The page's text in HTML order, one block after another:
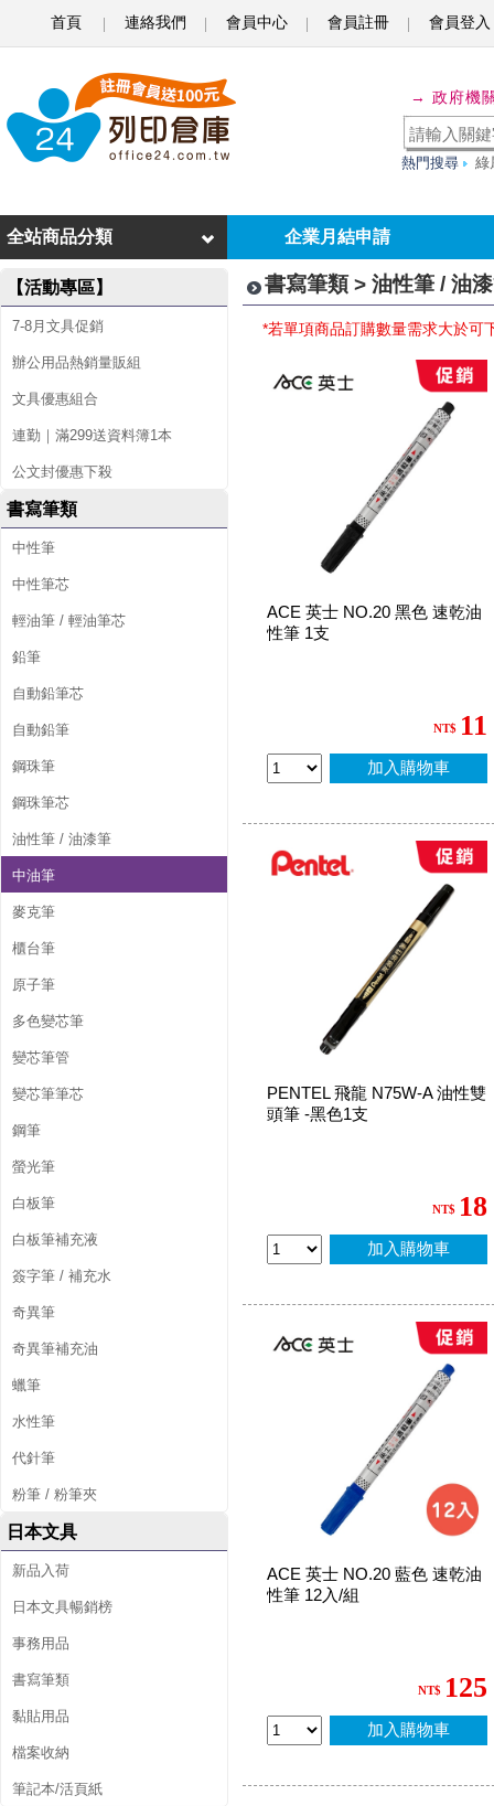
首頁 連絡我們 會員中心 會員註冊 會員登入
性
筆
油
漆
筆
→ 政府機
熱門搜尋 綠
企業月結申請
全站商品分類
【活動專區】
7-8月文具促銷
辦公用品熱銷量販組
文具優惠組合
連勤｜滿299送資料簿1本
公文封優惠下殺
書寫筆類
中性筆
中性筆芯
輕油筆 / 輕油筆芯
鉛筆
自動鉛筆芯
自動鉛筆
鋼珠筆
鋼珠筆芯
油性筆 / 油漆筆
中油筆
麥克筆
櫃台筆
原子筆
多色變芯筆
變芯筆管
變芯筆筆芯
鋼筆
螢光筆
白板筆
白板筆補充液
簽字筆 / 補充水
奇異筆
奇異筆補充油
蠟筆
水性筆
代針筆
粉筆 / 粉筆夾
日本文具
新品入荷
日本文具暢銷榜
事務用品
書寫筆類
黏貼用品
檔案收納
筆記本/活頁紙
書寫筆類 > 油性筆 / 油
*若單項商品訂購數量需求大於可
ACE 英士 NO.20 黑色 速乾油
性筆 1支
NT$ 11
加入購物車
PENTEL 飛龍 N75W-A 油性雙
頭筆 -黑色1支
NT$ 18
加入購物車
ACE 英士 NO.20 藍色 速乾油
性筆 12入/組
NT$ 125
加入購物車